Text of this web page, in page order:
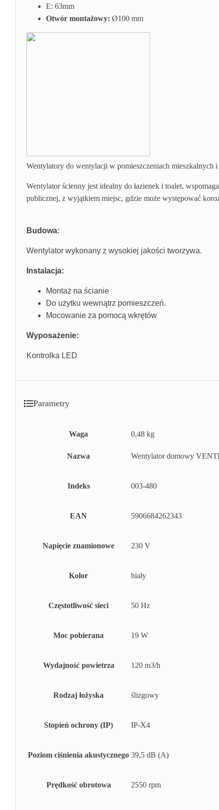
E: 63mm
Otwór montażowy: Ø100 mm
Wentylatory do wentylacji w pomieszczeniach mieszkalnych
Wentylator ścienny jest idealny do łazienek i toalet,
publicznej, z wyjątkiem miejsc, gdzie może występować
Budowa:
Wentylator wykonany z wysokiej jakości tworzywa.
Instalacja:
Montaż na ścianie
Do użytku wewnątrz pomieszczeń.
Mocowanie za pomocą wkrętów
Wyposażenie:
Kontrolka LED
Parametry
Waga 0,48 kg
Nazwa Wentylator domowy
Indeks 003-480
EAN 5906684262343
Napięcie znamionowe 230 V
Kolor biały
Częstotliwość sieci 50 Hz
Moc pobierana 19 W
Wydajność powietrza 120 m3/h
Rodzaj łożyska ślizgowy
Stopień ochrony (IP) IP-X4
Poziom ciśnienia akustycznego 39,5 dB (A)
Prędkość obrotowa 2550 rpm